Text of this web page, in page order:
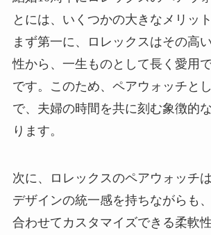
とには、いくつかの大きなメリッ
まず第一に、ロレックスはその高
性から、一生ものとして長く愛用
です。このため、ペアウォッチと
で、夫婦の時間を共に刻む象徴的
ります。
次に、ロレックスのペアウォッチ
デザインの統一感を持ちながらも
合わせてカスタマイズできる柔軟